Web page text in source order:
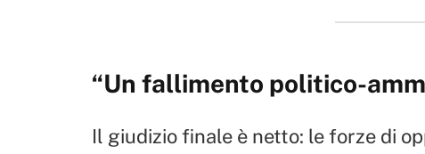
“Un fallimento politico-
Il giudizio finale è netto: le forze di